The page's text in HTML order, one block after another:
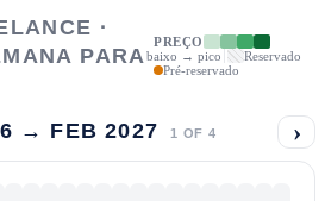
·
PARA
PREÇO
baixo → pico
Reservado
Pré-reservado
→ FEB 2027 1 OF 4 ›